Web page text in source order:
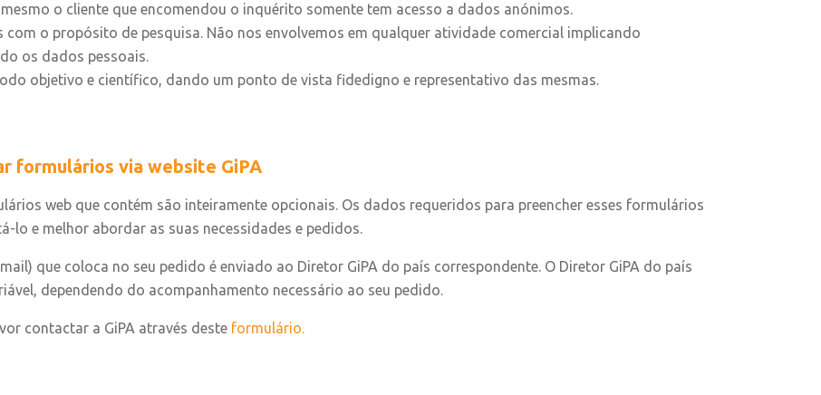
o cliente que encomendou o inquérito somente tem acesso a dados anónimos.
o propósito de pesquisa. Não nos envolvemos em qualquer atividade comercial implicando
os dados pessoais.
objetivo e científico, dando um ponto de vista fidedigno e representativo das mesmas.
formulários via website GiPA
web que contém são inteiramente opcionais. Os dados requeridos para preencher esses formulários
lo e melhor abordar as suas necessidades e pedidos.
que coloca no seu pedido é enviado ao Diretor GiPA do país correspondente. O Diretor GiPA do país
dependendo do acompanhamento necessário ao seu pedido.
contactar a GiPA através deste formulário.